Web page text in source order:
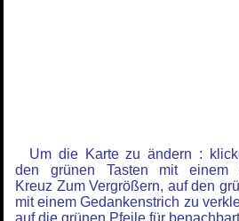
Um die Karte zu ändern :
den grünen Tasten mit einem
Kreuz Zum Vergrößern, auf den
mit einem Gedankenstrich zu
auf die grünen Pfeile für